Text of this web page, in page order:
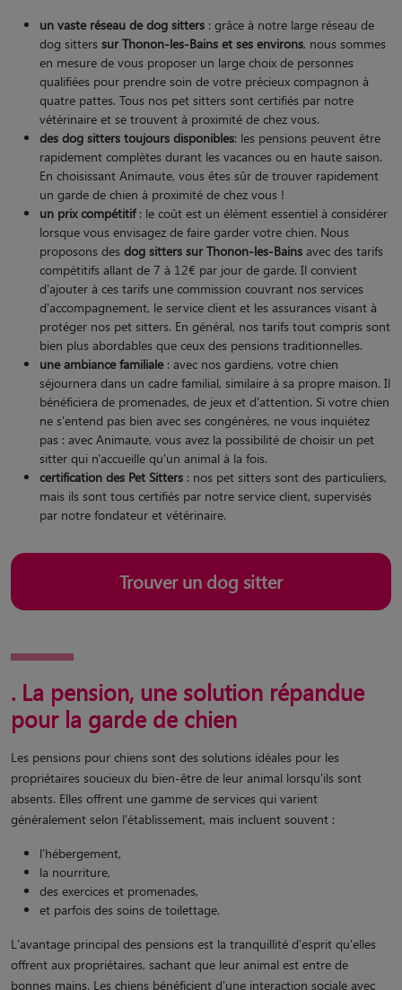
un vaste réseau de dog sitters : grâce à notre large réseau de
dog sitters sur Thonon-les-Bains et ses environs, nous sommes
en mesure de vous proposer un large choix de personnes
qualifiées pour prendre soin de votre précieux compagnon à
quatre pattes. Tous nos pet sitters sont certifiés par notre
vétérinaire et se trouvent à proximité de chez vous.
des dog sitters toujours disponibles: les pensions peuvent être
rapidement complètes durant les vacances ou en haute saison.
En choisissant Animaute, vous êtes sûr de trouver rapidement
un garde de chien à proximité de chez vous !
un prix compétitif: le coût est un élément essentiel à considérer
lorsque vous envisagez de faire garder votre chien. Nous
proposons des dog sitters sur Thonon-les-Bains avec des tarifs
compétitifs allant de 7 à 12€ par jour de garde. Il convient
d'ajouter à ces tarifs une commission couvrant nos services
d'accompagnement, le service client et les assurances visant à
protéger nos pet sitters. En général, nos tarifs tout compris sont
bien plus abordables que ceux des pensions traditionnelles.
une ambiance familiale: avec nos gardiens, votre chien
séjournera dans un cadre familial, similaire à sa propre maison. Il
bénéficiera de promenades, de jeux et d'attention. Si votre chien
ne s'entend pas bien avec ses congénères, ne vous inquiétez
pas : avec Animaute, vous avez la possibilité de choisir un pet
sitter qui n'accueille qu'un animal à la fois.
certification des Pet Sitters : nos pet sitters sont des particuliers,
mais ils sont tous certifiés par notre service client, supervisés
par notre fondateur et vétérinaire.
Trouver un dog sitter
. La pension, une solution répandue
pour la garde de chien
Les pensions pour chiens sont des solutions idéales pour les
propriétaires soucieux du bien-être de leur animal lorsqu'ils sont
absents. Elles offrent une gamme de services qui varient
généralement selon l'établissement, mais incluent souvent :
l'hébergement,
la nourriture,
des exercices et promenades,
et parfois des soins de toilettage.
L'avantage principal des pensions est la tranquillité d'esprit qu'elles
offrent aux propriétaires, sachant que leur animal est entre de
bonnes mains. Les chiens bénéficient d'une interaction sociale avec